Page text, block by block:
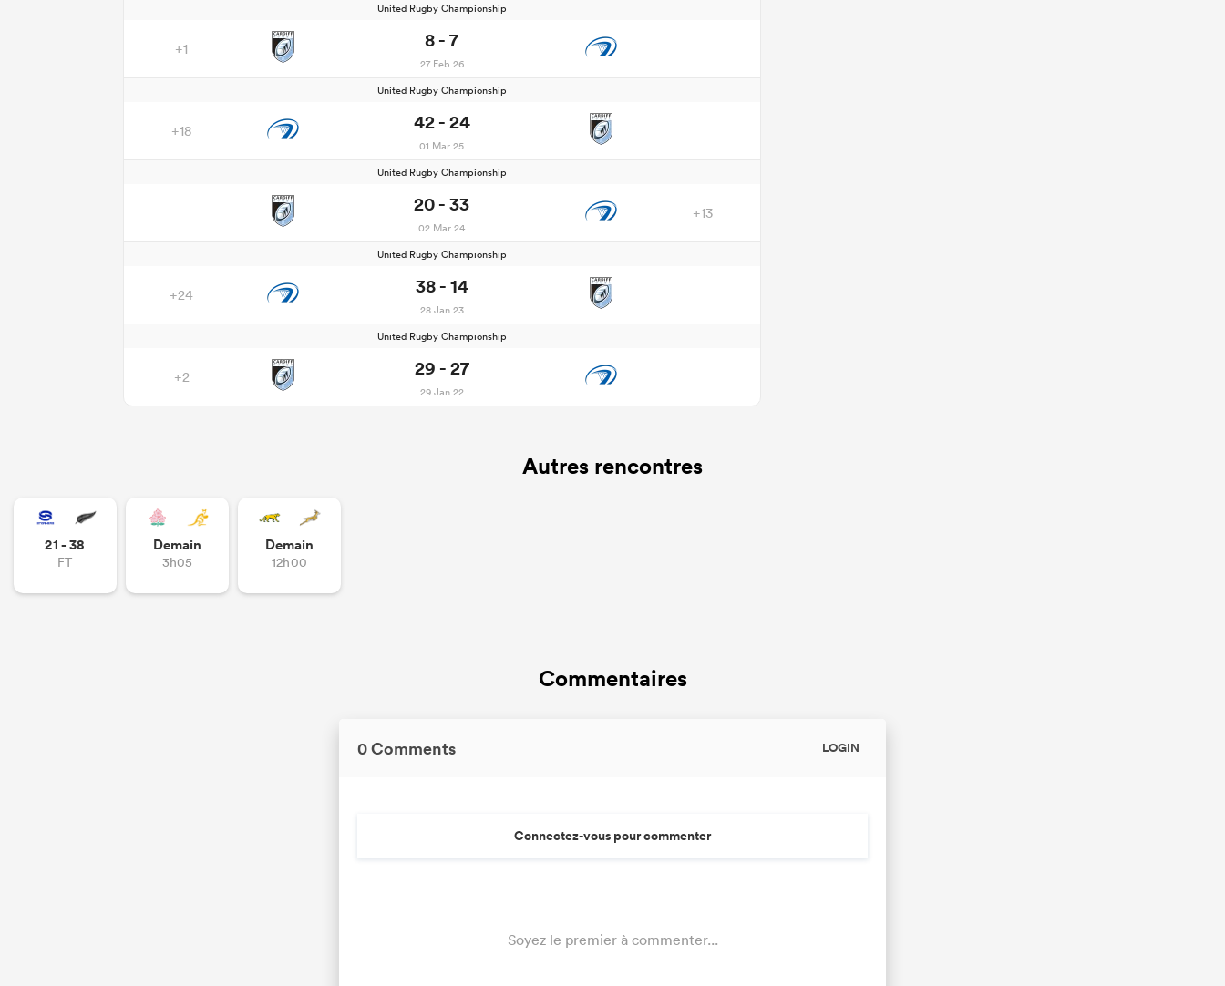
United Rugby Championship
+1 8 - 7
27 Feb 26
United Rugby Championship
+18 42 - 24
01 Mar 25
United Rugby Championship
20 - 33
02 Mar 24
+13
United Rugby Championship
+24 38 - 14
28 Jan 23
United Rugby Championship
+2 29 - 27
29 Jan 22
Autres rencontres
21 - 38
FT
Demain
3h05
Demain
12h00
Commentaires
0 Comments LOGIN
Connectez-vous pour commenter
Soyez le premier à commenter...